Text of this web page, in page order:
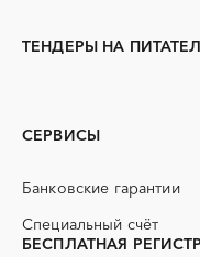
Тендеры заводов
PR
АЭС
ТЕНДЕРЫ НА
СЕРВИСЫ
Банковские гарантии
Специальный счёт
БЕСПЛАТНАЯ